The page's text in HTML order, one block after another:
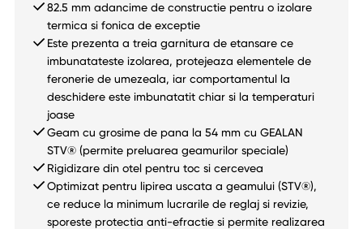
82.5 mm adancime de constructie pentru o izolare
termica si fonica de exceptie
Este prezenta a treia garnitura de etansare ce
imbunatateste izolarea, protejeaza elementele de
feronerie de umezeala, iar comportamentul la
deschidere este imbunatatit chiar si la temperaturi
joase
Geam cu grosime de pana la 54 mm cu GEALAN
STV® (permite preluarea geamurilor speciale)
Rigidizare din otel pentru toc si cercevea
Optimizat pentru lipirea uscata a geamului (STV®),
ce reduce la minimum lucrarile de reglaj si revizie,
sporeste protectia anti-efractie si permite realizarea